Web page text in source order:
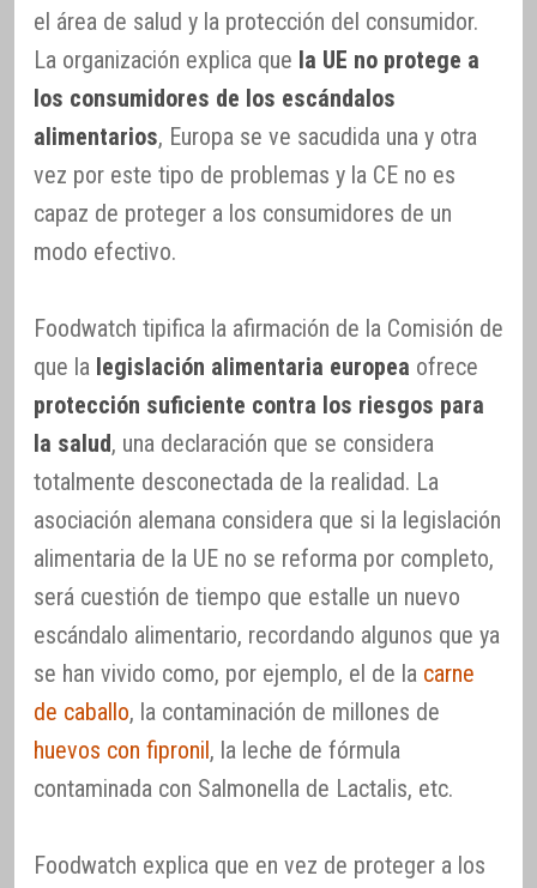
el área de salud y la protección del consumidor.
La organización explica que la UE no protege a
los consumidores de los escándalos
alimentarios, Europa se ve sacudida una y otra
vez por este tipo de problemas y la CE no es
capaz de proteger a los consumidores de un
modo efectivo.
Foodwatch tipifica la afirmación de la Comisión de
que la legislación alimentaria europea ofrece
protección suficiente contra los riesgos para
la salud, una declaración que se considera
totalmente desconectada de la realidad. La
asociación alemana considera que si la legislación
alimentaria de la UE no se reforma por completo,
será cuestión de tiempo que estalle un nuevo
escándalo alimentario, recordando algunos que ya
se han vivido como, por ejemplo, el de la carne
de caballo, la contaminación de millones de
huevos con fipronil , la leche de fórmula
contaminada con Salmonella de Lactalis, etc.
Foodwatch explica que en vez de proteger a los